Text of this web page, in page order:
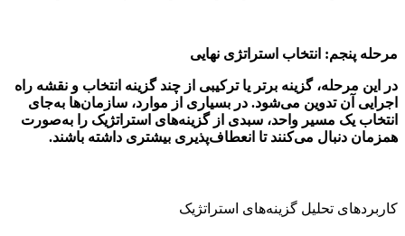
مرحله پنجم: انتخاب استراتژی نهایی
در این مرحله، گزینه برتر یا ترکیبی از چند گزینه انتخاب و نقشه راه
اجرایی آن تدوین می‌شود. در بسیاری از موارد، سازمان‌ها به‌جای
انتخاب یک مسیر واحد، سبدی از گزینه‌های استراتژیک را به‌صورت
همزمان دنبال می‌کنند تا انعطاف‌پذیری بیشتری داشته باشند.
کاربردهای تحلیل گزینه‌های استراتژیک